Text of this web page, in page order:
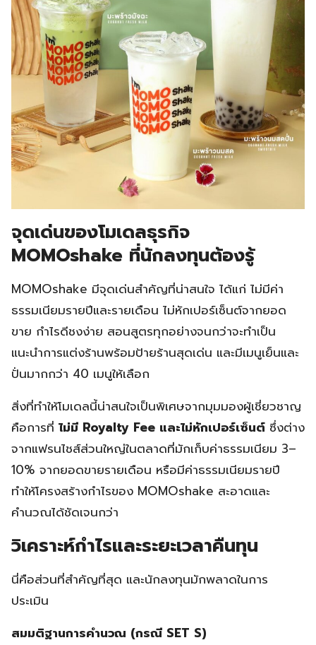
จุดเด่นของโมเดลธุรกิจ
MOMOshake ที่นักลงทุนต้องรู้
MOMOshake มีจุดเด่นสำคัญที่น่าสนใจ ได้แก่ ไม่มีค่า
ธรรมเนียมรายปีและรายเดือน ไม่หักเปอร์เซ็นต์จากยอด
ขาย กำไรดีชงง่าย สอนสูตรทุกอย่างจนกว่าจะทำเป็น
แนะนำการแต่งร้านพร้อมป้ายร้านสุดเด่น และมีเมนูเย็นและ
ปั่นมากกว่า 40 เมนูให้เลือก
สิ่งที่ทำให้โมเดลนี้น่าสนใจเป็นพิเศษจากมุมมองผู้เชี่ยวชาญ
คือการที่ ไม่มี Royalty Fee และไม่หักเปอร์เซ็นต์ ซึ่งต่าง
จากแฟรนไชส์ส่วนใหญ่ในตลาดที่มักเก็บค่าธรรมเนียม 3–
10% จากยอดขายรายเดือน หรือมีค่าธรรมเนียมรายปี
ทำให้โครงสร้างกำไรของ MOMOshake สะอาดและ
คำนวณได้ชัดเจนกว่า
วิเคราะห์กำไรและระยะเวลาคืนทุน
นี่คือส่วนที่สำคัญที่สุด และนักลงทุนมักพลาดในการ
ประเมิน
สมมติฐานการคำนวณ (กรณี SET S)